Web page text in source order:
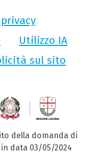
Utilizzo IA
sul sito
della domanda di
data 03/05/2024